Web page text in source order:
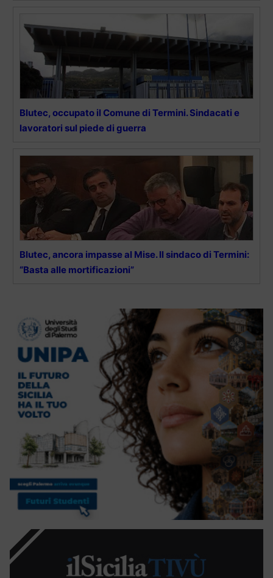
Blutec, occupato il Comune di Termini. Sindacati e
lavoratori sul piede di guerra
Blutec, ancora impasse al Mise. Il sindaco di Termini:
“Basta alle mortificazioni”